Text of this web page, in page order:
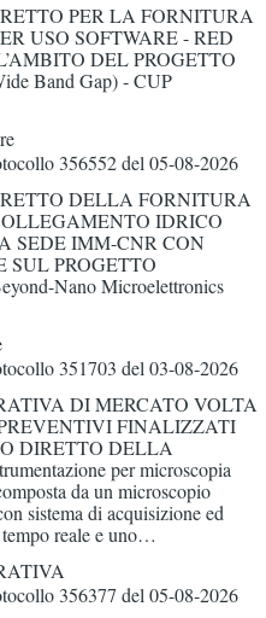
PER LA FORNITURA
USO SOFTWARE - RED
DEL PROGETTO
Band Gap) - CUP
356552del 05-08-2026
DELLA FORNITURA
IDRICO
SEDE IMM-CNR CON
SUL PROGETTO
Nano Microelettronics
351703 del 03-08-2026
DI MERCATO VOLTA
FINALIZZATI
DIRETTO DELLA
per microscopia
da un microscopio
sistema di acquisizione ed
reale e uno…
356377 del 05-08-2026